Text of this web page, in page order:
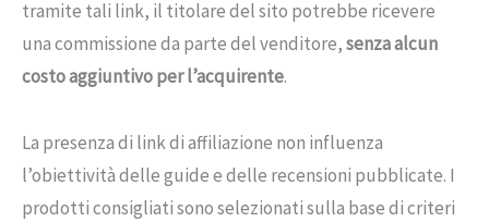
tramite tali link, il titolare del sito potrebbe ricevere
una commissione da parte del venditore,senza alcun
costo aggiuntivo per l’acquirente.
La presenza di link di affiliazione non influenza
l’obiettività delle guide e delle recensioni pubblicate. I
prodotti consigliati sono selezionati sulla base di criteri